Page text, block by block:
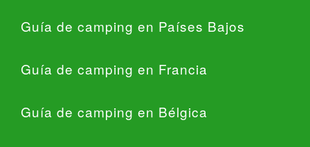
Guía de camping en Países Bajos
Guía de camping en Francia
Guía de camping en Bélgica